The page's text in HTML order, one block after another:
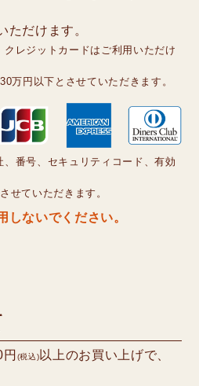
ただけます。
レジットカードはご利用いただけ
万円以下とさせていただきます。
番号、セキュリティコード、有効
せていただきます。
ないでください。
(税込)以上のお買い上げで、